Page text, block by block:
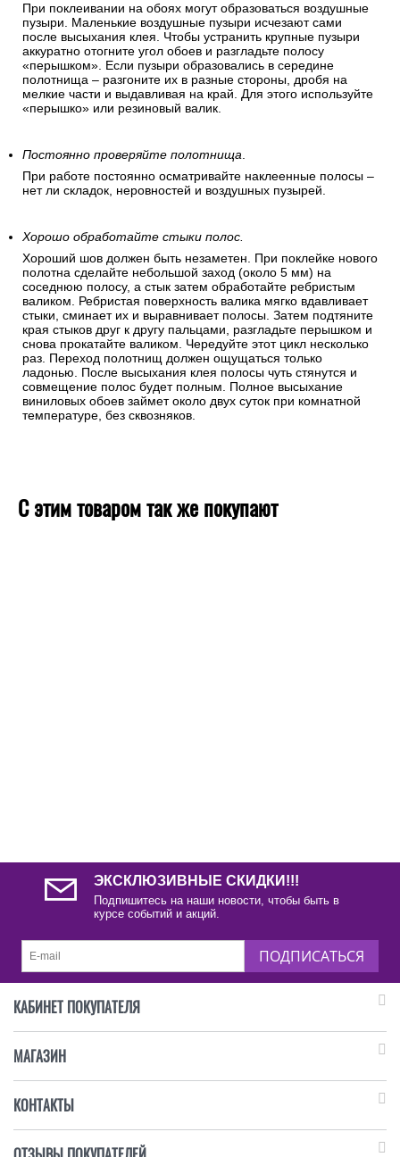
При поклеивании на обоях могут образоваться воздушные
пузыри. Маленькие воздушные пузыри исчезают сами
после высыхания клея. Чтобы устранить крупные пузыри
аккуратно отогните угол обоев и разгладьте полосу
«перышком». Если пузыри образовались в середине
полотнища – разгоните их в разные стороны, дробя на
мелкие части и выдавливая на край. Для этого используйте
«перышко» или резиновый валик.
Постоянно проверяйте полотнища.
При работе постоянно осматривайте наклеенные полосы –
нет ли складок, неровностей и воздушных пузырей.
Хорошо обработайте стыки полос.
Хороший шов должен быть незаметен. При поклейке нового
полотна сделайте небольшой заход (около 5 мм) на
соседнюю полосу, а стык затем обработайте ребристым
валиком. Ребристая поверхность валика мягко вдавливает
стыки, сминает их и выравнивает полосы. Затем подтяните
края стыков друг к другу пальцами, разгладьте перышком и
снова прокатайте валиком. Чередуйте этот цикл несколько
раз. Переход полотнищ должен ощущаться только
ладонью. После высыхания клея полосы чуть стянутся и
совмещение полос будет полным. Полное высыхание
виниловых обоев займет около двух суток при комнатной
температуре, без сквозняков.
С этим товаром так же покупают
ЭКСКЛЮЗИВНЫЕ СКИДКИ!!!
Подпишитесь на наши новости, чтобы быть в
курсе событий и акций.
ПОДПИСАТЬСЯ
КАБИНЕТ ПОКУПАТЕЛЯ
МАГАЗИН
КОНТАКТЫ